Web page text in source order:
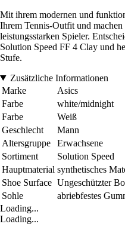
Mit ihrem modernen und
Ihrem Tennis-Outfit und machen
leistungsstarken Spieler.
Solution Speed FF 4 Clay und
Stufe.
Zusätzliche Informationen
Marke
Asics
Farbe
white/midnight
Farbe
Weiß
Geschlecht
Mann
Altersgruppe
Erwachsene
Sortiment
Solution Speed
Hauptmaterial synthetisches
Shoe Surface Ungeschützter
Sohle
abriebfestes
Loading...
Loading...